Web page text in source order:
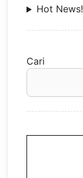
Hot News!
Cari